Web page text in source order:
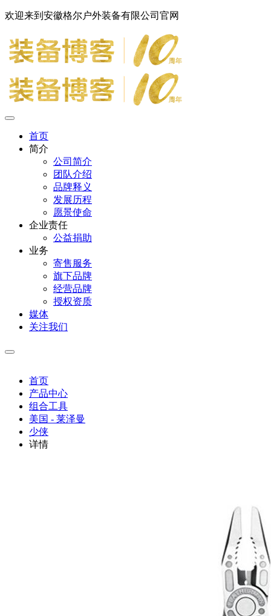
欢迎来到安徽格尔户外装备有限公司官网
首页
简介
公司简介
团队介绍
品牌释义
发展历程
愿景使命
企业责任
公益捐助
业务
寄售服务
旗下品牌
经营品牌
授权资质
媒体
关注我们
首页
产品中心
组合工具
美国 - 莱泽曼
少侠
详情